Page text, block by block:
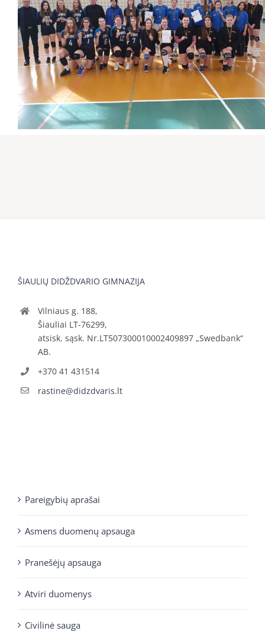
ŠIAULIŲ DIDŽDVARIO GIMNAZIJA
Vilniaus g. 188,
Šiauliai LT-76299,
atsisk. sąsk. Nr.LT507300010002409897 „Swedbank“
AB.
+370 41 431514
rastine@didzdvaris.lt
Pareigybių aprašai
Asmens duomenų apsauga
Pranešėjų apsauga
Atviri duomenys
Civilinė sauga